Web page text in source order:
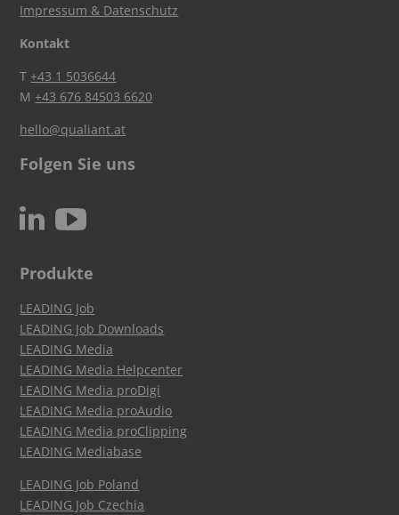
Impressum & Datenschutz
Kontakt
T+43 1 5036644
M+43 676 84503 6620
hello@qualiant.at
Folgen Sie uns
N c
Produkte
LEADING Job
LEADING Job Downloads
LEADING Media
LEADING Media Helpcenter
LEADING Media proDigi
LEADING Media proAudio
LEADING Media proClipping
LEADING Mediabase
LEADING Job Poland
LEADING Job Czechia